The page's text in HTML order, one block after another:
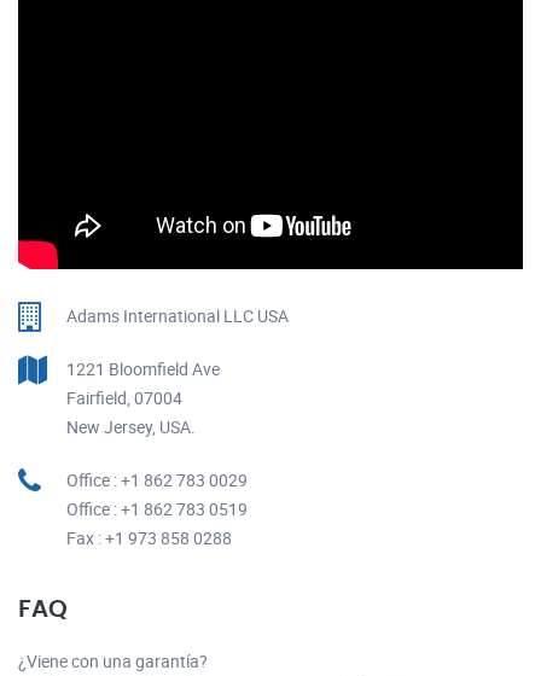
Adams International LLC USA
1221 Bloomfield Ave
Fairfield, 07004
New Jersey, USA.
Office : +1 862 783 0029
Office : +1 862 783 0519
Fax : +1 973 858 0288
FAQ
¿Viene con una garantía?